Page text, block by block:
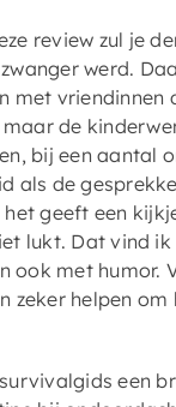
review zul je
werd.
vriendinnen
de
bij een aantal
als de
geeft een
lukt. Dat vind
ook met humor.
zeker helpen
een